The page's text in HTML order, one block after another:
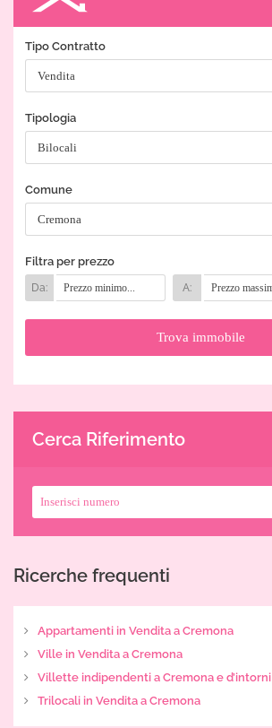
Tipo Contratto
Tipologia
Comune
Filtra per prezzo
Da: A:
Cerca Riferimento
Ricerche frequenti
Appartamenti in Vendita a Cremona
Ville in Vendita a Cremona
Villette indipendenti a Cremona e d’intorni
Trilocali in Vendita a Cremona